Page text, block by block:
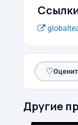
♡
Другие